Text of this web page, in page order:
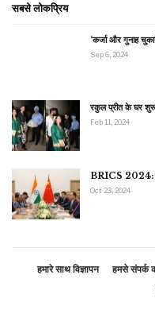
सबसे लोकप्रिय
‘कर्जा और गुनाह
Sep 6, 2024
रकुल प्रीत के घर
Feb 11, 2024
BRICS 2024:
Oct 23, 2024
हमारे साथ विज्ञापन हमसे संपर्क